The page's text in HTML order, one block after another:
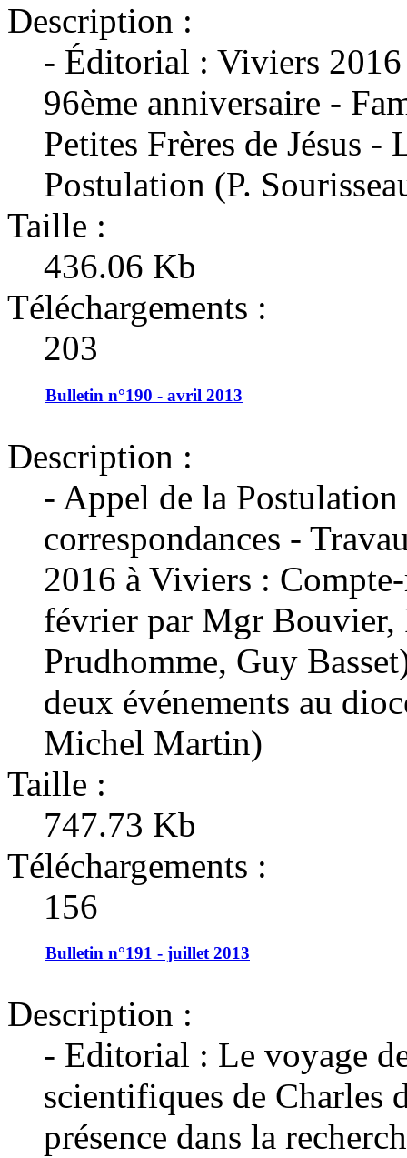
Description :
- Éditorial : Viviers 2016
96ème anniversaire -
Petites Frères de Jésus -
Postulation (P.
Taille :
436.06 Kb
Téléchargements :
203
Bulletin n°190 - avril 2013
Description :
- Appel de la Postulation
correspondances -
2016 à Viviers :
février par Mgr Bouvier,
Prudhomme, Guy
deux événements au
Michel Martin)
Taille :
747.73 Kb
Téléchargements :
156
Bulletin n°191 - juillet 2013
Description :
- Editorial : Le voyage
scientifiques de Charles
présence dans la